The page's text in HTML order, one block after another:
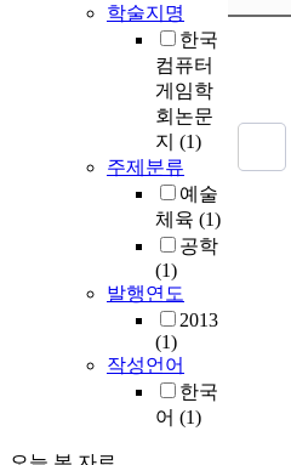
학술지명
한국
컴퓨터
게임학
회논문
지 (1)
주제분류
예술
체육 (1)
공학
(1)
발행연도
2013
(1)
작성언어
한국
어 (1)